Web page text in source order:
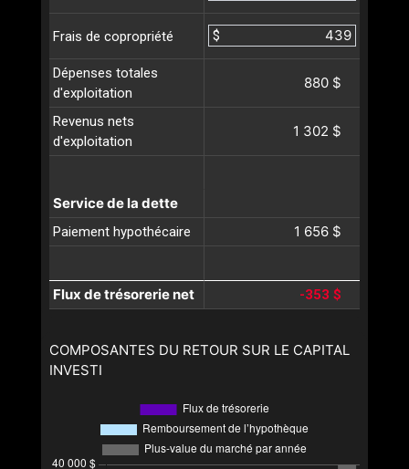
Frais de copropriété $
Dépenses totales
d'exploitation
880 $
Revenus nets
d'exploitation
1 302 $
Service de la dette
Paiement hypothécaire 1 656 $
Flux de trésorerie net -353 $
COMPOSANTES DU RETOUR SUR LE CAPITAL
INVESTI